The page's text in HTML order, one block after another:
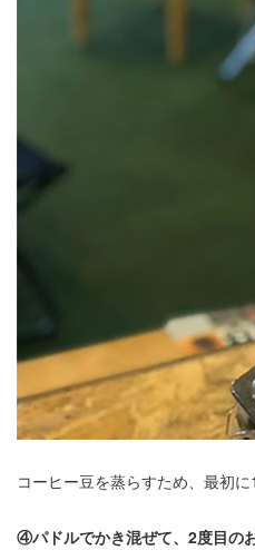
コーヒー豆を蒸らすため、最初に
④パドルでかき混ぜて、2度目の